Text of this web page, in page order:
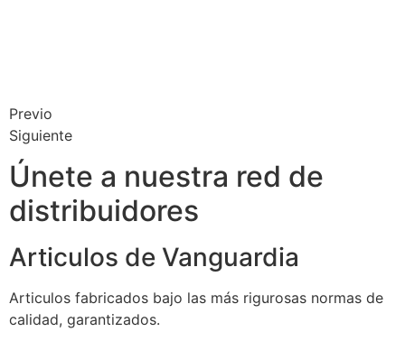
Previo
Siguiente
Únete a nuestra red de
distribuidores
Articulos de Vanguardia
Articulos fabricados bajo las más rigurosas normas de
calidad, garantizados.